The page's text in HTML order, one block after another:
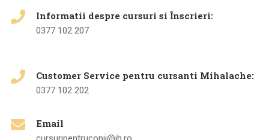
Informatii despre cursuri si Înscrieri:
0377 102 207
Customer Service pentru cursanti Mihalache:
0377 102 202
Email